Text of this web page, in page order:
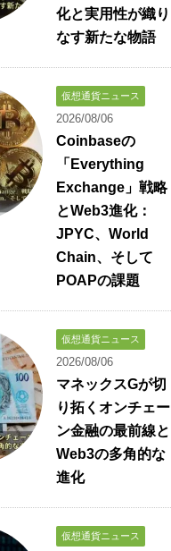
化と実用性が織り
なす新たな物語
仮想通貨ニュース
2026/08/06
Coinbaseの
「Everything
Exchange」戦略
とWeb3進化：
JPYC、World
Chain、そして
POAPの課題
仮想通貨ニュース
2026/08/06
マネックスGが切
り拓くオンチェー
ン金融の最前線と
Web3の多角的な
進化
仮想通貨ニュース